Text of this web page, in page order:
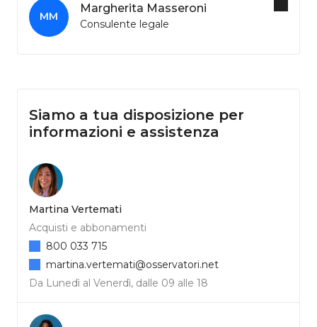
MM
Margherita Masseroni
Consulente legale
Siamo a tua disposizione per
informazioni e assistenza
Martina Vertemati
Acquisti e abbonamenti
Da Lunedì al Venerdì, dalle 09 alle 18
800 033 715
martina.vertemati@osservatori.net